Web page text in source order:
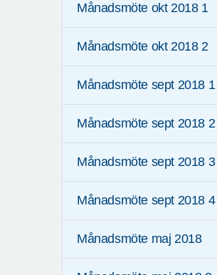
Månadsmöte okt 2018 1
Månadsmöte okt 2018 2
Månadsmöte sept 2018 1
Månadsmöte sept 2018 2
Månadsmöte sept 2018 3
Månadsmöte sept 2018 4
Månadsmöte maj 2018